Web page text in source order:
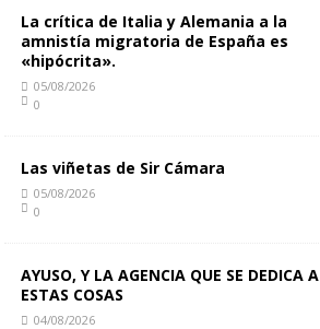
La crítica de Italia y Alemania a la
amnistía migratoria de España es
«hipócrita».
05/08/2026
0
Las viñetas de Sir Cámara
05/08/2026
0
AYUSO, Y LA AGENCIA QUE SE DEDICA A
ESTAS COSAS
04/08/2026